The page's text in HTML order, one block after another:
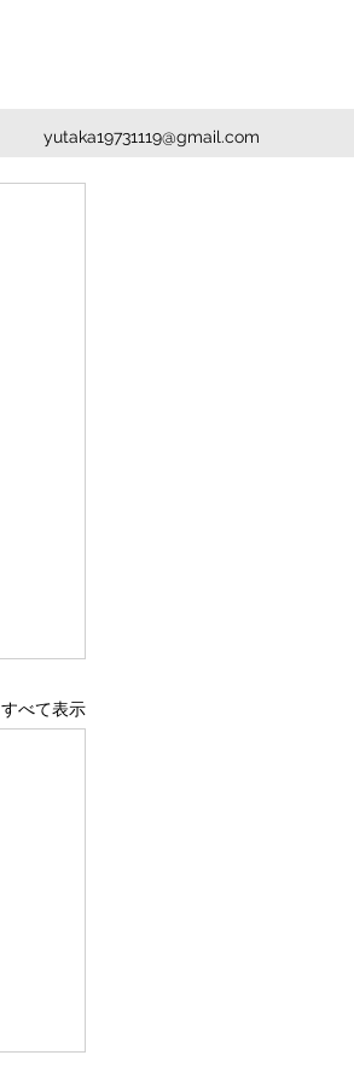
yutaka19731119@gmail.com
すべて表示